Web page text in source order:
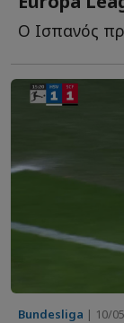
Ο Ισπανός
Bundesliga | 10/